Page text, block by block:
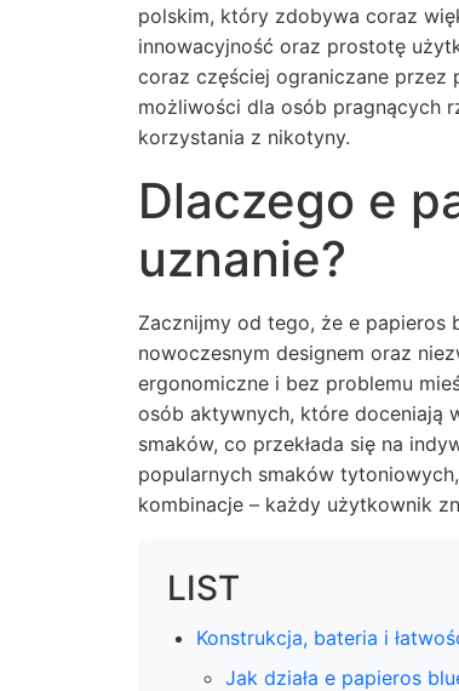
polskim, który zdobywa coraz
innowacyjność oraz prostotę
coraz częściej ograniczane
możliwości dla osób pragnących
korzystania z nikotyny.
Dlaczego e
uznanie?
Zacznijmy od tego, że e papieros
nowoczesnym designem oraz
ergonomiczne i bez problemu
osób aktywnych, które doceniają
smaków, co przekłada się na
popularnych smaków
kombinacje – każdy użytkownik
LIST
Konstrukcja, bateria i
Jak działa e papieros